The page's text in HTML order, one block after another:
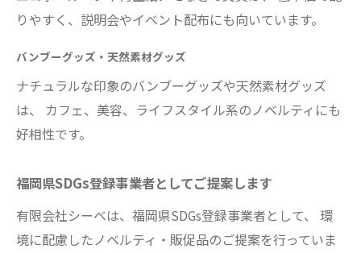
りやすく、説明会やイベント配布にも向いています。
バンブーグッズ・天然素材グッズ
ナチュラルな印象のバンブーグッズや天然素材グッズ
は、 カフェ、美容、ライフスタイル系のノベルティにも
好相性です。
福岡県SDGs登録事業者としてご提案します
有限会社シーベは、福岡県SDGs登録事業者として、 環
境に配慮したノベルティ・販促品のご提案を行っていま